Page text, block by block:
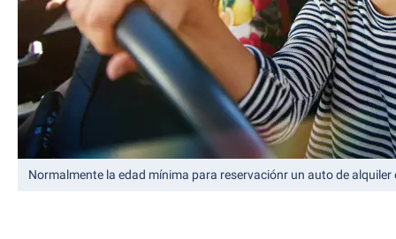
Normalmente la edad mínima para reservaciónr un auto de alquiler